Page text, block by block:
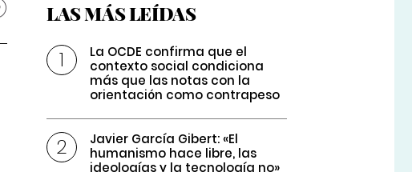
LAS MÁS LEÍDAS
La OCDE confirma que el
contexto social condiciona
más que las notas con la
orientación como contrapeso
Javier García Gibert: «El
humanismo hace libre, las
ideologías y la tecnología no»